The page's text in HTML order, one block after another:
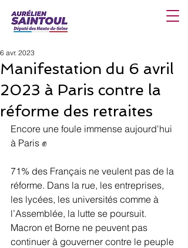
Manifestation du 6 avril
2023 à Paris contre la
réforme des retraites
6 avr. 2023
Encore une foule immense aujourd'hui
à Paris ✊
71% des Français ne veulent pas de la
réforme. Dans la rue, les entreprises,
les lycées, les universités comme à
l’Assemblée, la lutte se poursuit.
Macron et Borne ne peuvent pas
continuer à gouverner contre le peuple